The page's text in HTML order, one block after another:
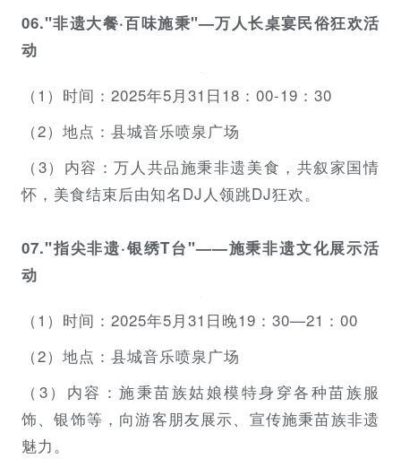
06."非遗大餐·百味施秉"—万人长桌宴民俗狂欢活
动
（1）时间：2025年5月31日18：00-19：30
（2）地点：县城音乐喷泉广场
（3）内容：万人共品施秉非遗美食，共叙家国情
怀，美食结束后由知名DJ人领跳DJ狂欢。
07."指尖非遗·银绣T台"——施秉非遗文化展示活
动
（1）时间：2025年5月31日晚19：30—21：00
（2）地点：县城音乐喷泉广场
（3）内容：施秉苗族姑娘模特身穿各种苗族服
饰、银饰等，向游客朋友展示、宣传施秉苗族非遗
魅力。